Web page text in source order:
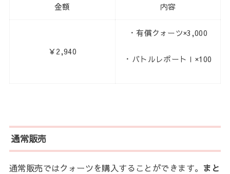
金額 内容
￥2,940
・有償クォーツ×3,000
・バトルレポートⅠ×100
通常販売
通常販売ではクォーツを購入することができます。 まと